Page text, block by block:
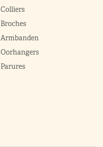
Colliers
Broches
Armbanden
Oorhangers
Parures